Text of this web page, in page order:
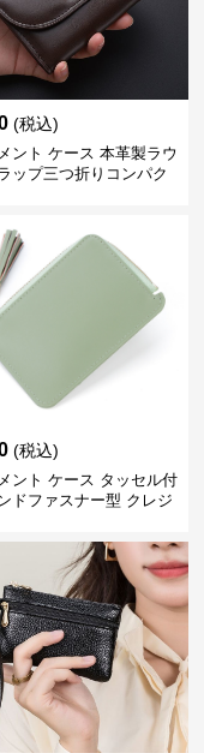
(税込)
ント ケース 本革製ラウ
ップ三つ折りコンパク
(税込)
ント ケース タッセル付
ドファスナー型 クレジ